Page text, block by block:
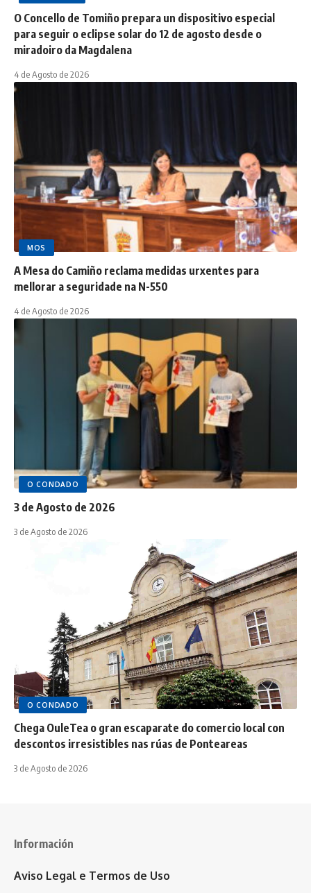
O Concello de Tomiño prepara un dispositivo especial
para seguir o eclipse solar do 12 de agosto desde o
miradoiro da Magdalena
4 de Agosto de 2026
MOS
A Mesa do Camiño reclama medidas urxentes para
mellorar a seguridade na N-550
4 de Agosto de 2026
O CONDADO
3 de Agosto de 2026
3 de Agosto de 2026
O CONDADO
Chega OuleTea o gran escaparate do comercio local con
descontos irresistibles nas rúas de Ponteareas
3 de Agosto de 2026
Información
Aviso Legal e Termos de Uso